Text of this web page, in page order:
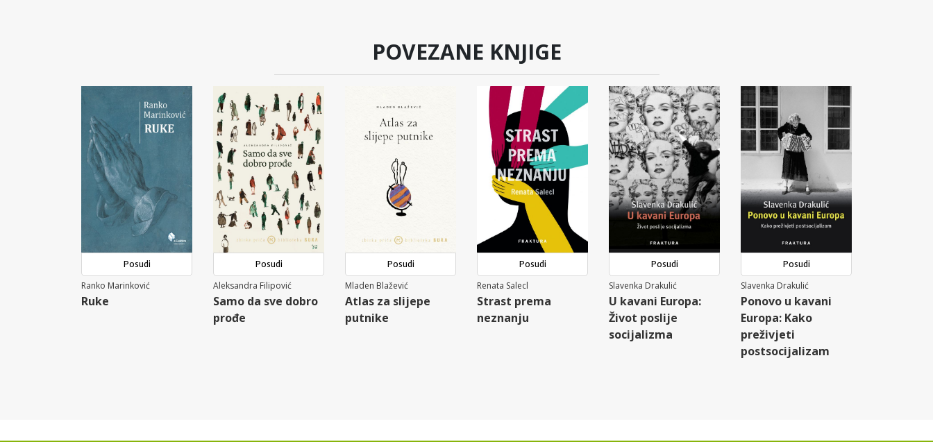
POVEZANE KNJIGE
Posudi
Ranko Marinković
Ruke
Posudi
Aleksandra Filipović
Samo da sve dobro
prođe
Posudi
Mladen Blažević
Atlas za slijepe
putnike
Posudi
Renata Salecl
Strast prema
neznanju
Posudi
Slavenka Drakulić
U kavani Europa:
Život poslije
socijalizma
Posudi
Slavenka Drakulić
Ponovo u kavani
Europa: Kako
preživjeti
postsocijalizam